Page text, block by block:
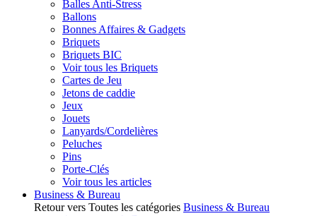
Balles Anti-Stress
Ballons
Bonnes Affaires & Gadgets
Briquets
Briquets BIC
Voir tous les Briquets
Cartes de Jeu
Jetons de caddie
Jeux
Jouets
Lanyards/Cordelières
Peluches
Pins
Porte-Clés
Voir tous les articles
Business & Bureau
Retour vers Toutes les catégories Business & Bureau